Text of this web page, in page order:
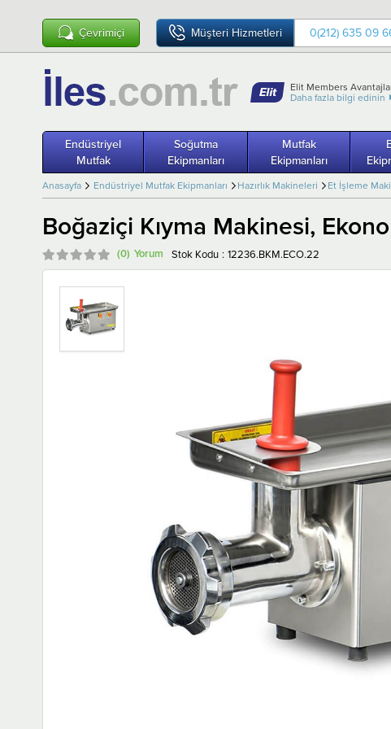
Çevrimiçi Müşteri Hizmetleri 0(212) 635 09
Elit Members
Daha fazla bilgi edinin
Endüstriyel
Mutfak
Soğutma
Ekipmanları
Mutfak
Ekipmanları
Anasayfa Endüstriyel Mutfak Ekipmanları Hazırlık Makineleri Et İşleme
Boğaziçi Kıyma Makinesi,
(0) Stok Kodu 12236.BKM.ECO.22